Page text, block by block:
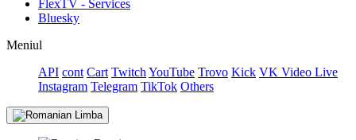
FlexTV - Services
Bluesky
Meniul
API cont Cart Twitch YouTube Trovo Kick VK Video Live
Instagram Telegram TikTok Others
Limba